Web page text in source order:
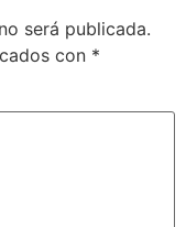
será publicada.
con *